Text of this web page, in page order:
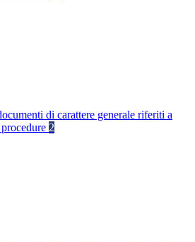
di carattere generale riferiti a
2